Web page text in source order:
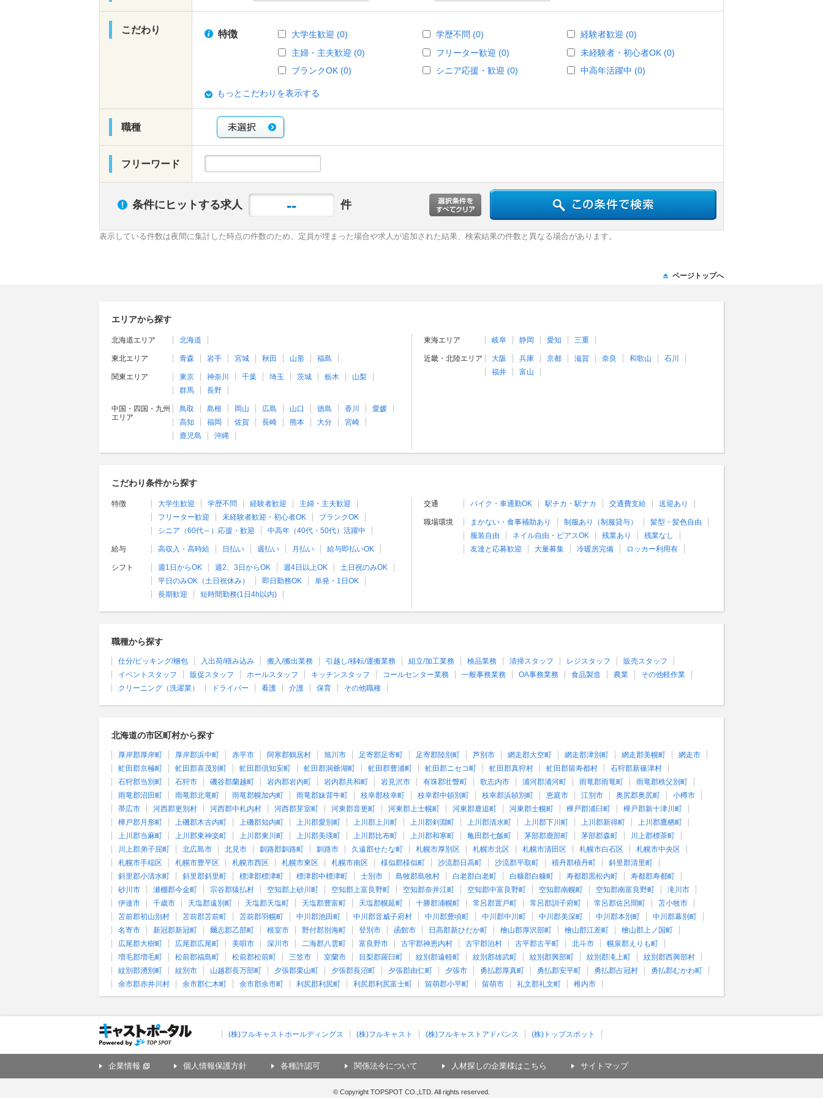
こだわり 特徴 大学生歓迎 (0) 学歴不問 (0)
経験者歓迎 (0)
主婦・主夫歓迎 (0)
フリーター歓迎 (0)
未経験者・初心者OK (0)
ブランクOK (0)
シニア応援・歓迎 (0) 中高年活躍中 (0)
もっとこだわりを表示する
職種
フリーワード
条件にヒットする求人 -- 件
表示している件数は夜間に集計した時点の件数のため、定員が埋まった場合や求人が追加された結果、検索結果の件数と異なる場合があります。
エリアから探す
北海道エリア 北海道
東北エリア 青森 岩手 宮城 秋田 山形 福島
関東エリア 東京 神奈川 千葉 埼玉 茨城 栃木
山梨
群馬
長野
中国・四国・九州
エリア
鳥取 島根 岡山 広島 山口 徳島 香川
愛媛
高知
福岡 佐賀 長崎 熊本 大分
宮崎
鹿児島
沖縄
東海エリア 岐阜 静岡 愛知 三重
近畿・北陸エリア 大阪 兵庫 京都 滋賀 奈良 和歌山
石川
福井
富山
こだわり条件から探す
特徴 大学生歓迎 学歴不問 経験者歓迎
主婦・主夫歓迎
フリーター歓迎
未経験者歓迎・初心者OK
ブランクOK
シニア（60代～）応援・歓迎
中高年（40代・50代）活躍中
給与 高収入・高時給 日払い 週払い 月払い 給与即払いOK
シフト 週1日からOK 週2、3日からOK 週4日以上OK
土日祝のみOK
平日のみOK（土日祝休み）
即日勤務OK
単発・1日OK
長期歓迎
短時間勤務(1日4h以内)
交通 バイク・車通勤OK 駅チカ・駅ナカ 交通費支給 送迎あり
職場環境 まかない・食事補助あり 制服あり（制服貸与）
髪型・髪色自由
服装自由
ネイル自由・ピアスOK 残業あり
残業なし
友達と応募歓迎
大量募集 冷暖房完備 ロッカー利用有
職種から探す
仕分/ピッキング/梱包 入出荷/積み込み 搬入/搬出業務 引越し/移転/運搬業務 組立/加工業務 検品業務 清掃スタッフ レジスタッフ
販売スタッフ
イベントスタッフ
販促スタッフ ホールスタッフ キッチンスタッフ コールセンター業務 一般事務業務 OA事務業務 食品製造 農業
その他軽作業
クリーニング（洗濯業）
ドライバー 看護 介護 保育 その他職種
北海道の市区町村から探す
厚岸郡厚岸町 厚岸郡浜中町 赤平市 阿寒郡鶴居村 旭川市 足寄郡足寄町 足寄郡陸別町 芦別市 網走郡大空町 網走郡津別町 網走郡美幌町
網走市
虻田郡京極町
虻田郡喜茂別町 虻田郡倶知安町 虻田郡洞爺湖町 虻田郡豊浦町 虻田郡ニセコ町 虻田郡真狩村 虻田郡留寿都村
石狩郡新篠津村
石狩郡当別町
石狩市 磯谷郡蘭越町 岩内郡岩内町 岩内郡共和町 岩見沢市 有珠郡壮瞥町 歌志内市 浦河郡浦河町 雨竜郡雨竜町
雨竜郡秩父別町
雨竜郡沼田町
雨竜郡北竜町 雨竜郡幌加内町 雨竜郡妹背牛町 枝幸郡枝幸町 枝幸郡中頓別町 枝幸郡浜頓別町 恵庭市 江別市 奥尻郡奥尻町
小樽市
帯広市
河西郡更別村 河西郡中札内村 河西郡芽室町 河東郡音更町 河東郡上士幌町 河東郡鹿追町 河東郡士幌町 樺戸郡浦臼町
樺戸郡新十津川町
樺戸郡月形町
上磯郡木古内町 上磯郡知内町 上川郡愛別町 上川郡上川町 上川郡剣淵町 上川郡清水町 上川郡下川町 上川郡新得町
上川郡鷹栖町
上川郡当麻町
上川郡東神楽町 上川郡東川町 上川郡美瑛町 上川郡比布町 上川郡和寒町 亀田郡七飯町 茅部郡鹿部町 茅部郡森町
川上郡標茶町
川上郡弟子屈町
北広島市 北見市 釧路郡釧路町 釧路市 久遠郡せたな町 札幌市厚別区 札幌市北区 札幌市清田区 札幌市白石区
札幌市中央区
札幌市手稲区
札幌市豊平区 札幌市西区 札幌市東区 札幌市南区 様似郡様似町 沙流郡日高町 沙流郡平取町 積丹郡積丹町
斜里郡清里町
斜里郡小清水町
斜里郡斜里町 標津郡標津町 標津郡中標津町 士別市 島牧郡島牧村 白老郡白老町 白糠郡白糠町 寿都郡黒松内町
寿都郡寿都町
砂川市
瀬棚郡今金町 宗谷郡猿払村 空知郡上砂川町 空知郡上富良野町 空知郡奈井江町 空知郡中富良野町 空知郡南幌町 空知郡南富良野町
滝川市
伊達市
千歳市 天塩郡遠別町 天塩郡天塩町 天塩郡豊富町 天塩郡幌延町 十勝郡浦幌町 常呂郡置戸町 常呂郡訓子府町 常呂郡佐呂間町
苫小牧市
苫前郡初山別村
苫前郡苫前町 苫前郡羽幌町 中川郡池田町 中川郡音威子府村 中川郡豊頃町 中川郡中川町 中川郡美深町 中川郡本別町
中川郡幕別町
名寄市
新冠郡新冠町 爾志郡乙部町 根室市 野付郡別海町 登別市 函館市 日高郡新ひだか町 檜山郡厚沢部町 檜山郡江差町
檜山郡上ノ国町
広尾郡大樹町
広尾郡広尾町 美唄市 深川市 二海郡八雲町 富良野市 古宇郡神恵内村 古宇郡泊村 古平郡古平町 北斗市
幌泉郡えりも町
増毛郡増毛町
松前郡福島町 松前郡松前町 三笠市 室蘭市 目梨郡羅臼町 紋別郡遠軽町 紋別郡雄武町 紋別郡興部町 紋別郡滝上町
紋別郡西興部村
紋別郡湧別町
紋別市 山越郡長万部町 夕張郡栗山町 夕張郡長沼町 夕張郡由仁町 夕張市 勇払郡厚真町 勇払郡安平町 勇払郡占冠村
勇払郡むかわ町
余市郡赤井川村
余市郡仁木町 余市郡余市町 利尻郡利尻町 利尻郡利尻富士町 留萌郡小平町 留萌市 礼文郡礼文町 稚内市
ページトップへ
(株)フルキャストホールディングス (株)フルキャスト (株)フルキャストアドバンス (株)トップスポット
企業情報 個人情報保護方針 各種許認可 関係法令について 人材探しの企業様はこちら サイトマップ
© Copyright TOPSPOT CO.,LTD. All rights reserved.